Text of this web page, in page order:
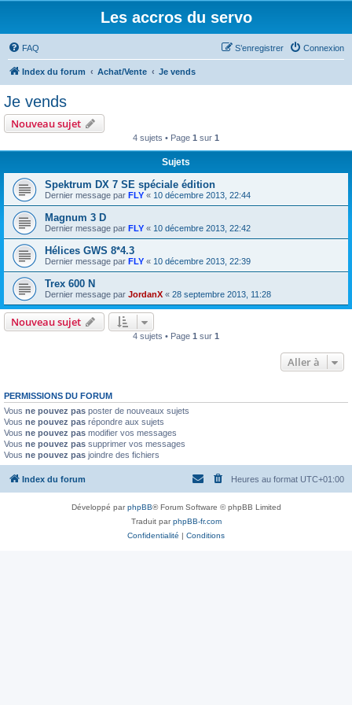
Les accros du servo
FAQ Connexion
S’enregistrer
Index du forum Achat/Vente Je vends
Je vends
Nouveau sujet
4 sujets • Page 1 sur 1
Sujets
Spektrum DX 7 SE spéciale édition
Dernier message par FLY « 10 décembre 2013, 22:44
Magnum 3 D
Dernier message par FLY « 10 décembre 2013, 22:42
Hélices GWS 8*4.3
Dernier message par FLY « 10 décembre 2013, 22:39
Trex 600 N
Dernier message par JordanX « 28 septembre 2013, 11:28
Nouveau sujet
4 sujets • Page 1 sur 1
Aller à
PERMISSIONS DU FORUM
Vous ne pouvez pas poster de nouveaux sujets
Vous ne pouvez pas répondre aux sujets
Vous ne pouvez pas modifier vos messages
Vous ne pouvez pas supprimer vos messages
Vous ne pouvez pas joindre des fichiers
Index du forum Heures au format UTC+01:00
Développé parphpBB® Forum Software © phpBB Limited
Traduit parphpBB-fr.com
Confidentialité | Conditions